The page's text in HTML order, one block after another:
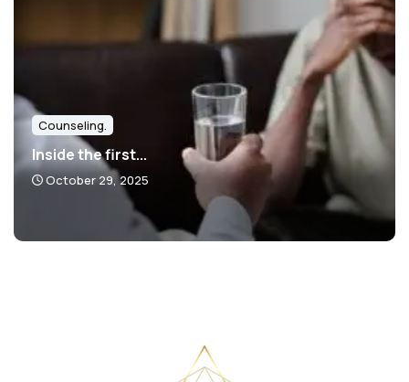
Counseling.
Inside the first...
October 29, 2025